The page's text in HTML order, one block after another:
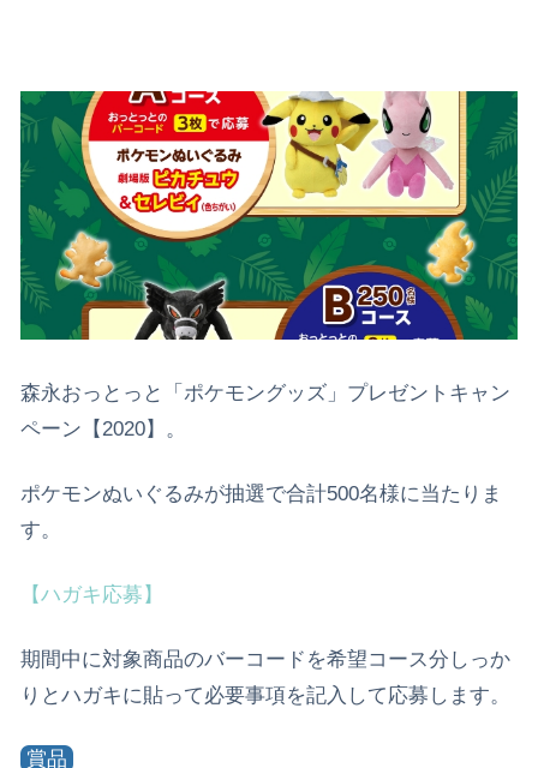
森永おっとっと「ポケモングッズ」プレゼントキャン
ペーン【2020】。
ポケモンぬいぐるみが抽選で合計500名様に当たりま
す。
【ハガキ応募】
期間中に対象商品のバーコードを希望コース分しっか
りとハガキに貼って必要事項を記入して応募します。
賞品